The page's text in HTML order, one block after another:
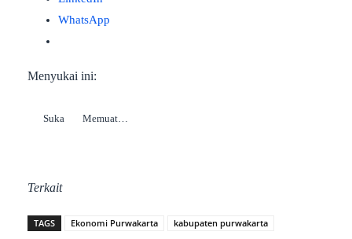
WhatsApp
Menyukai ini:
Suka Memuat…
Terkait
TAGS Ekonomi Purwakarta
kabupaten purwakarta